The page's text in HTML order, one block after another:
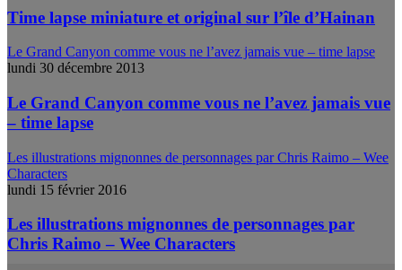
Time lapse miniature et original sur l’île d’Hainan
Le Grand Canyon comme vous ne l’avez jamais vue – time lapse
lundi 30 décembre 2013
Le Grand Canyon comme vous ne l’avez jamais vue
– time lapse
Les illustrations mignonnes de personnages par Chris Raimo – Wee
Characters
lundi 15 février 2016
Les illustrations mignonnes de personnages par
Chris Raimo – Wee Characters